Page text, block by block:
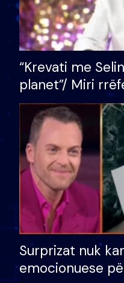
“Krevati me
planet”/ Miri
bukura në
mungojë zilja e
Surprizat nuk
emocionuese